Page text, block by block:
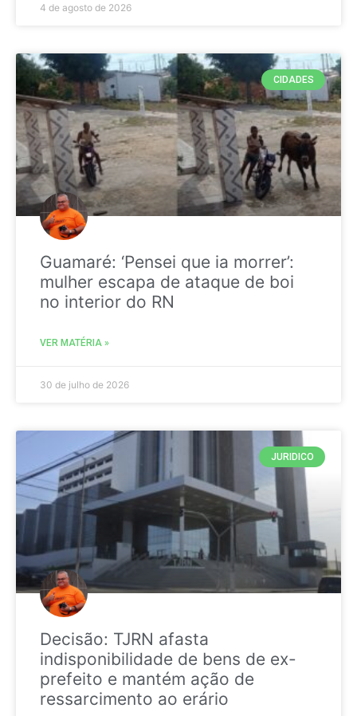
4 de agosto de 2026
CIDADES
Guamaré: ‘Pensei que ia morrer’:
mulher escapa de ataque de boi
no interior do RN
VER MATÉRIA »
30 de julho de 2026
JURIDICO
Decisão: TJRN afasta
indisponibilidade de bens de ex-
prefeito e mantém ação de
ressarcimento ao erário